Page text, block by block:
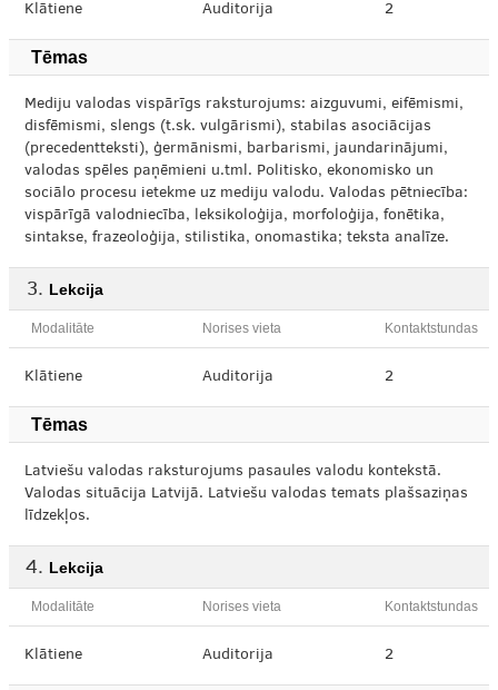
Klātiene Auditorija 2
Tēmas
Mediju valodas vispārīgs raksturojums: aizguvumi, eifēmismi,
disfēmismi, slengs (t.sk. vulgārismi), stabilas asociācijas
(precedentteksti), ģermānismi, barbarismi, jaundarinājumi,
valodas spēles paņēmieni u.tml. Politisko, ekonomisko un
sociālo procesu ietekme uz mediju valodu. Valodas pētniecība:
vispārīgā valodniecība, leksikoloģija, morfoloģija, fonētika,
sintakse, frazeoloģija, stilistika, onomastika; teksta analīze.
Lekcija
Modalitāte Norises vieta Kontaktstundas
Klātiene Auditorija 2
Tēmas
Latviešu valodas raksturojums pasaules valodu kontekstā.
Valodas situācija Latvijā. Latviešu valodas temats plašsaziņas
līdzekļos.
Lekcija
Modalitāte Norises vieta Kontaktstundas
Klātiene Auditorija 2